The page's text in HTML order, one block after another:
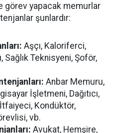
görev yapacak memurlar
şunlardır:
Aşçı, Kaloriferci,
Sağlık Teknisyeni, Şoför,
Anbar Memuru,
İşletmeni, Dağıtıcı,
Kondüktör,
vb.
Avukat, Hemşire,